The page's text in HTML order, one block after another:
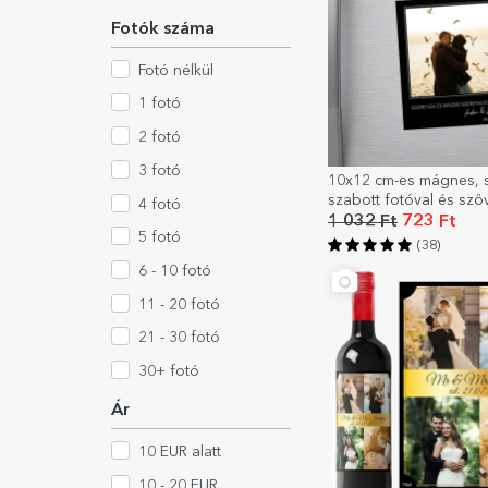
Fotók száma
Fotó nélkül
1 fotó
2 fotó
3 fotó
4 fotó
5 fotó
6 - 10 fotó
11 - 20 fotó
21 - 30 fotó
30+ fotó
Ár
10 EUR alatt
10x12 cm-es mágnes,
szabott fotóval és
Emlékek
1 032 Ft 723 Ft
(38)